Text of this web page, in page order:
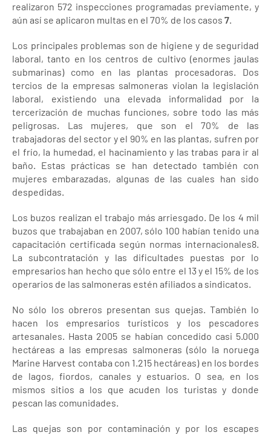
realizaron 572 inspecciones programadas previamente, y
aún así se aplicaron multas en el 70% de los casos 7.
Los principales problemas son de higiene y de seguridad
laboral, tanto en los centros de cultivo (enormes jaulas
submarinas) como en las plantas procesadoras. Dos
tercios de la empresas salmoneras violan la legislación
laboral, existiendo una elevada informalidad por la
tercerización de muchas funciones, sobre todo las más
peligrosas. Las mujeres, que son el 70% de las
trabajadoras del sector y el 90% en las plantas, sufren por
el frío, la humedad, el hacinamiento y las trabas para ir al
baño. Estas prácticas se han detectado también con
mujeres embarazadas, algunas de las cuales han sido
despedidas.
Los buzos realizan el trabajo más arriesgado. De los 4 mil
buzos que trabajaban en 2007, sólo 100 habían tenido una
capacitación certificada según normas internacionales8.
La subcontratación y las dificultades puestas por lo
empresarios han hecho que sólo entre el 13 y el 15% de los
operarios de las salmoneras estén afiliados a sindicatos.
No sólo los obreros presentan sus quejas. También lo
hacen los empresarios turísticos y los pescadores
artesanales. Hasta 2005 se habían concedido casi 5.000
hectáreas a las empresas salmoneras (sólo la noruega
Marine Harvest contaba con 1.215 hectáreas) en los bordes
de lagos, fiordos, canales y estuarios. O sea, en los
mismos sitios a los que acuden los turistas y donde
pescan las comunidades.
Las quejas son por contaminación y por los escapes